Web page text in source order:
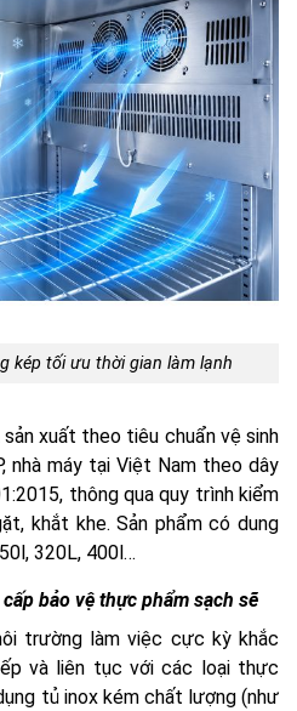
kép tối ưu thời gian làm lạnh
sản xuất theo tiêu chuẩn vệ sinh
nhà máy tại Việt Nam theo dây
thông qua quy trình kiểm
khắt khe. Sản phẩm có dung
320L, 400l…
bảo vệ thực phẩm sạch sẽ
trường làm việc cực kỳ khắc
và liên tục với các loại thực
tủ inox kém chất lượng (như